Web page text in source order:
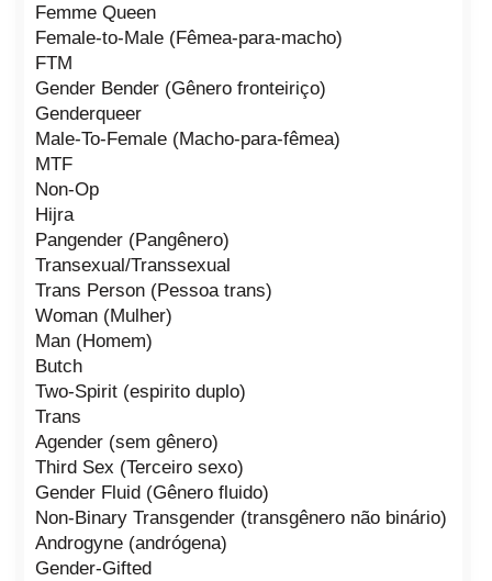
Femme Queen
Female-to-Male (Fêmea-para-macho)
FTM
Gender Bender (Gênero fronteiriço)
Genderqueer
Male-To-Female (Macho-para-fêmea)
MTF
Non-Op
Hijra
Pangender (Pangênero)
Transexual/Transsexual
Trans Person (Pessoa trans)
Woman (Mulher)
Man (Homem)
Butch
Two-Spirit (espirito duplo)
Trans
Agender (sem gênero)
Third Sex (Terceiro sexo)
Gender Fluid (Gênero fluido)
Non-Binary Transgender (transgênero não binário)
Androgyne (andrógena)
Gender-Gifted